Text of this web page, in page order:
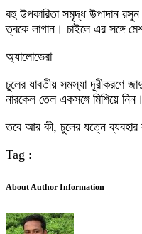
বহু উপকারিতা সমৃদ্ধ উপাদান
ত্বকে লাগান। চাইলে এর সঙ্গে
অ্যালোভেরা
চুলের যাবতীয় সমস্যা দূরীকরণে
নারকেল তেল একসঙ্গে মিশিয়ে
তবে আর কী, চুলের যত্নে
Tag :
About Author Information